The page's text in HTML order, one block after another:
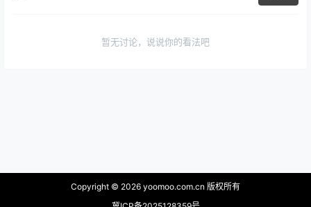
暂无讨论，说说你的看法吧
Copyright © 2026 yoomoo.com.cn 版权所有